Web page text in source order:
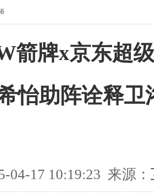
箭牌x京东超
怡助阵诠释卫
04-17 10:19:23 来源：